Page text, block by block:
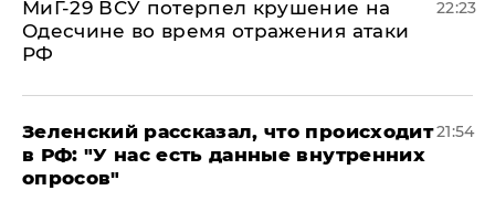
МиГ-29 ВСУ потерпел крушение на
Одесчине во время отражения атаки
РФ
22:23
​Зеленский рассказал, что происходит
в РФ: "У нас есть данные внутренних
опросов"
21:54